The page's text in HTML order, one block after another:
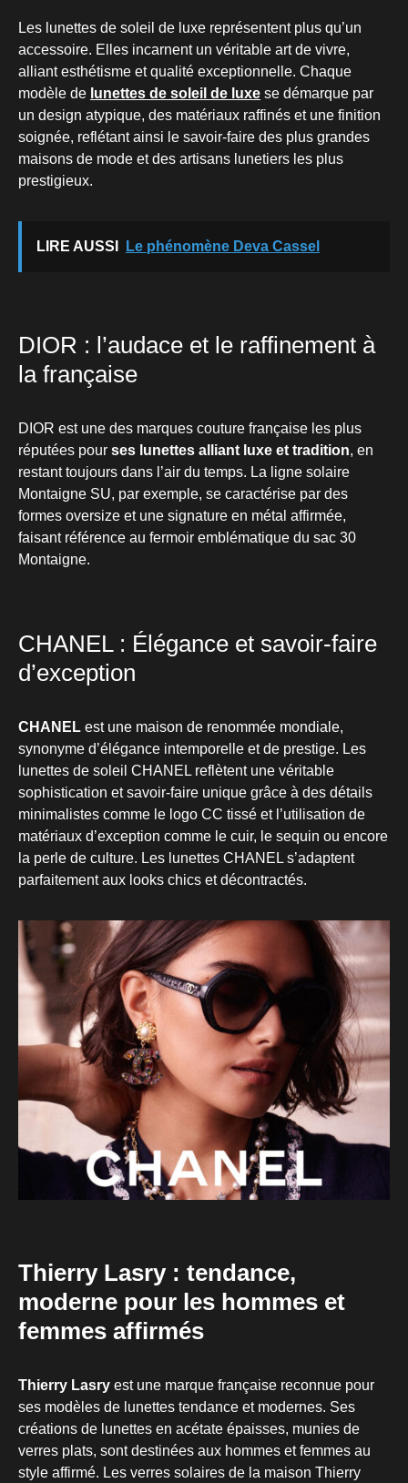
Les lunettes de soleil de luxe représentent plus qu’un
accessoire. Elles incarnent un véritable art de vivre,
alliant esthétisme et qualité exceptionnelle. Chaque
modèle de lunettes de soleil de luxe se démarque par
un design atypique, des matériaux raffinés et une finition
soignée, reflétant ainsi le savoir-faire des plus grandes
maisons de mode et des artisans lunetiers les plus
prestigieux.
LIRE AUSSI Le phénomène Deva Cassel
DIOR : l’audace et le raffinement à
la française
DIOR est une des marques couture française les plus
réputées pour ses lunettes alliant luxe et tradition, en
restant toujours dans l’air du temps. La ligne solaire
Montaigne SU, par exemple, se caractérise par des
formes oversize et une signature en métal affirmée,
faisant référence au fermoir emblématique du sac 30
Montaigne.
CHANEL : Élégance et savoir-faire
d’exception
CHANEL est une maison de renommée mondiale,
synonyme d’élégance intemporelle et de prestige. Les
lunettes de soleil CHANEL reflètent une véritable
sophistication et savoir-faire unique grâce à des détails
minimalistes comme le logo CC tissé et l’utilisation de
matériaux d’exception comme le cuir, le sequin ou encore
la perle de culture. Les lunettes CHANEL s’adaptent
parfaitement aux looks chics et décontractés.
Thierry Lasry : tendance,
moderne pour les hommes et
femmes affirmés
Thierry Lasry est une marque française reconnue pour
ses modèles de lunettes tendance et modernes. Ses
créations de lunettes en acétate épaisses, munies de
verres plats, sont destinées aux hommes et femmes au
style affirmé. Les verres solaires de la maison Thierry